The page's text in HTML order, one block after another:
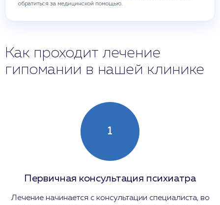
обратиться за медицинской помощью.
Как проходит лечение
гипомании в нашей клинике
1
Первичная консультация психиатра
Лечение начинается с консультации специалиста, во